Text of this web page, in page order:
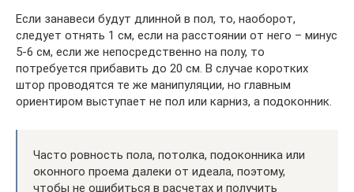
Если занавеси будут длинной в пол, то, наоборот,
следует отнять 1 см, если на расстоянии от него – минус
5-6 см, если же непосредственно на полу, то
потребуется прибавить до 20 см. В случае коротких
штор проводятся те же манипуляции, но главным
ориентиром выступает не пол или карниз, а подоконник.
Часто ровность пола, потолка, подоконника или
оконного проема далеки от идеала, поэтому,
чтобы не ошибиться в расчетах и получить